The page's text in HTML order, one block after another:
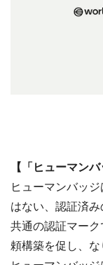
【「ヒューマンバ
ヒューマンバッ
はない、認証済
共通の認証マー
頼構築を促し、な